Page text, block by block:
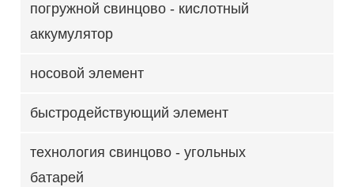
погружной свинцово - кислотный
аккумулятор
носовой элемент
быстродействующий элемент
технология свинцово - угольных
батарей